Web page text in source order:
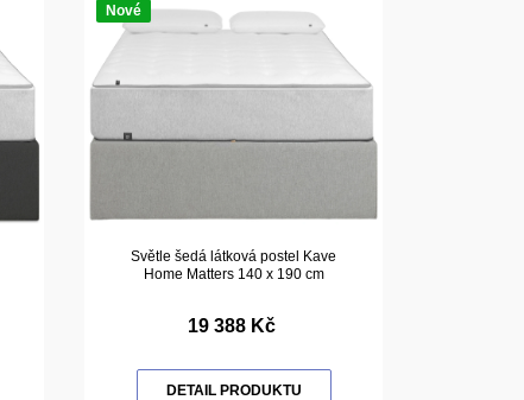
Nové
Světle šedá látková postel Kave
Home Matters 140 x 190 cm
19 388 Kč
DETAIL PRODUKTU